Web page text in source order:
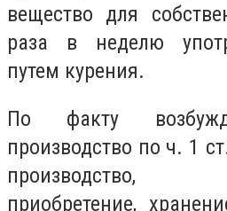
вещество для
раза в неделю
путем курения.
По факту
производство по ч. 1
производство,
приобретение,